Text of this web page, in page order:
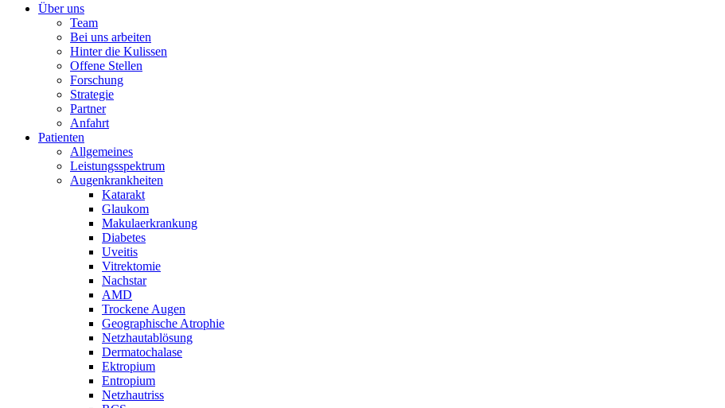
Über uns
Team
Bei uns arbeiten
Hinter die Kulissen
Offene Stellen
Forschung
Strategie
Partner
Anfahrt
Patienten
Allgemeines
Leistungsspektrum
Augenkrankheiten
Katarakt
Glaukom
Makulaerkrankung
Diabetes
Uveitis
Vitrektomie
Nachstar
AMD
Trockene Augen
Geographische Atrophie
Netzhautablösung
Dermatochalase
Ektropium
Entropium
Netzhautriss